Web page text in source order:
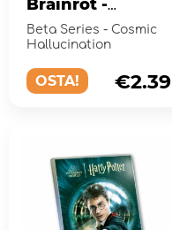
Brainrot -
Cosmic
Hallucination
Beta Series - Cosmic
Hallucination
OSTA! €2.39